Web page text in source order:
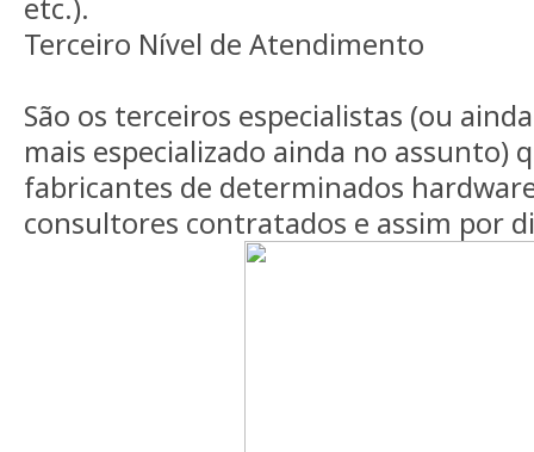
etc.).
Terceiro Nível de Atendimento
São os terceiros especialistas (ou
mais especializado ainda no assunto)
fabricantes de determinados
consultores contratados e assim por